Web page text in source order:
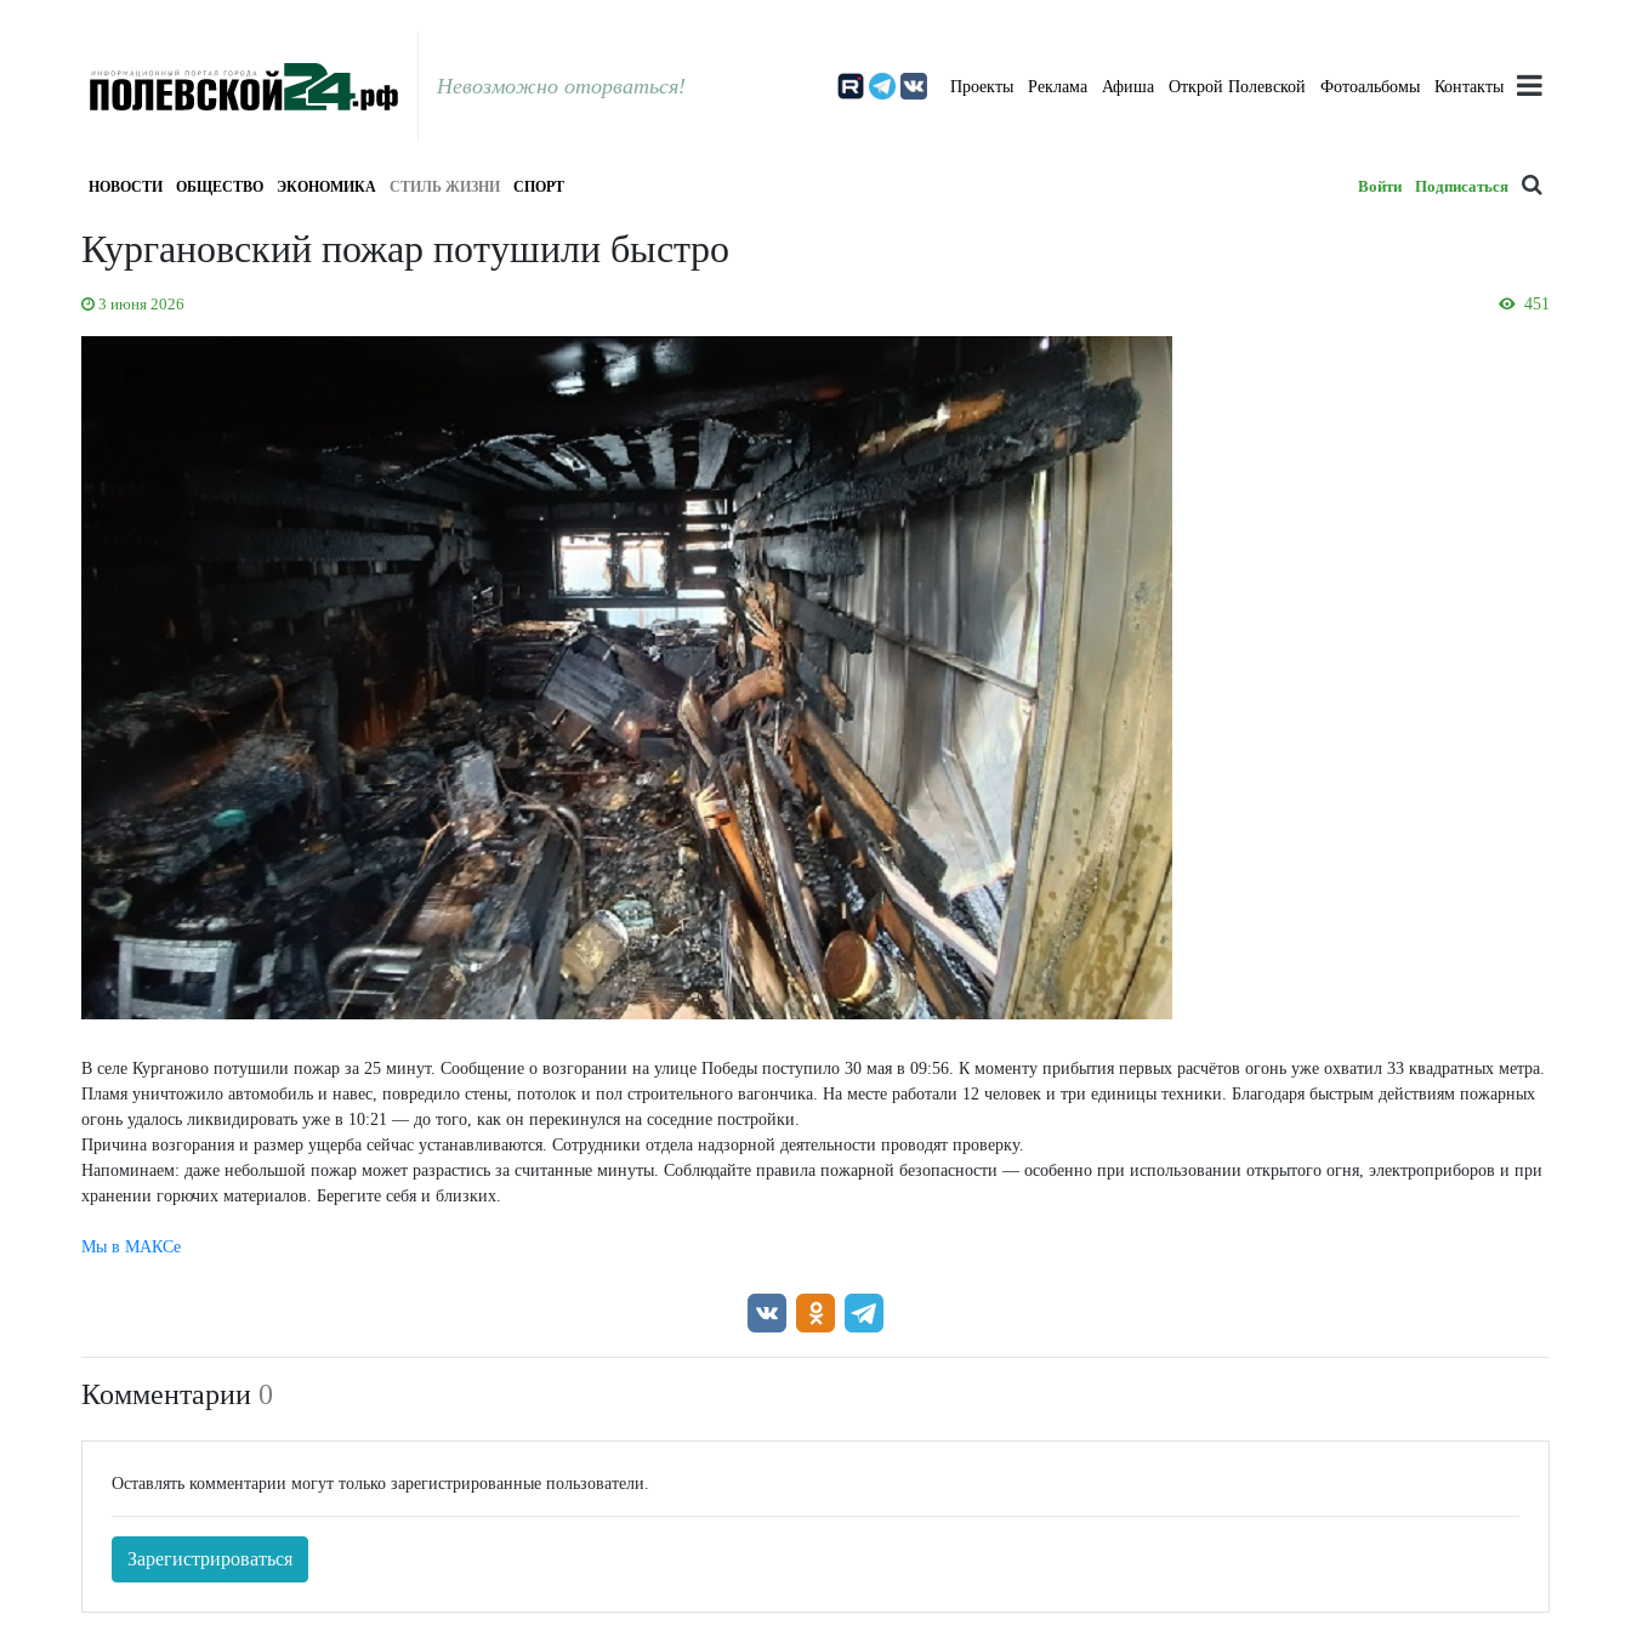
Невозможно оторваться! Проекты Реклама Афиша Открой Полевской Фотоальбомы Контакты
НОВОСТИ ОБЩЕСТВО ЭКОНОМИКА СТИЛЬ ЖИЗНИ СПОРТ Войти Подписаться
Кургановский пожар потушили быстро
3 июня 2026 451
В селе Курганово потушили пожар за 25 минут. Сообщение о возгорании на улице Победы поступило 30 мая в 09:56. К моменту прибытия первых расчётов огонь уже охватил 33 квадратных метра.
Пламя уничтожило автомобиль и навес, повредило стены, потолок и пол строительного вагончика. На месте работали 12 человек и три единицы техники. Благодаря быстрым действиям пожарных
огонь удалось ликвидировать уже в 10:21 — до того, как он перекинулся на соседние постройки.
Причина возгорания и размер ущерба сейчас устанавливаются. Сотрудники отдела надзорной деятельности проводят проверку.
Напоминаем: даже небольшой пожар может разрастись за считанные минуты. Соблюдайте правила пожарной безопасности — особенно при использовании открытого огня, электроприборов и при
хранении горючих материалов. Берегите себя и близких.
Мы в МАКСе
Комментарии 0
Оставлять комментарии могут только зарегистрированные пользователи.
Зарегистрироваться